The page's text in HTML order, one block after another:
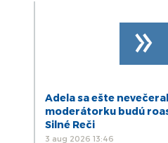
Adela sa ešte
moderátorku budú
Silné Reči
3 aug 2026 13:46
»